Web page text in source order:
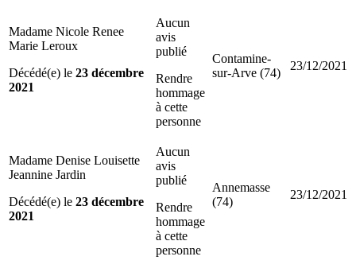
Madame Nicole Renee
Marie Leroux
Décédé(e) le 23 décembre
2021
Aucun
avis
publié
Rendre
hommage
à cette
personne
Contamine-
sur-Arve (74)
23/12/2021
Madame Denise Louisette
Jeannine Jardin
Décédé(e) le 23 décembre
2021
Aucun
avis
publié
Rendre
hommage
à cette
personne
Annemasse
(74)
23/12/2021